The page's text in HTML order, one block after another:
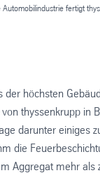
fertigt
der höchsten
thyssenkrupp in
darunter einiges
die
Aggregat mehr